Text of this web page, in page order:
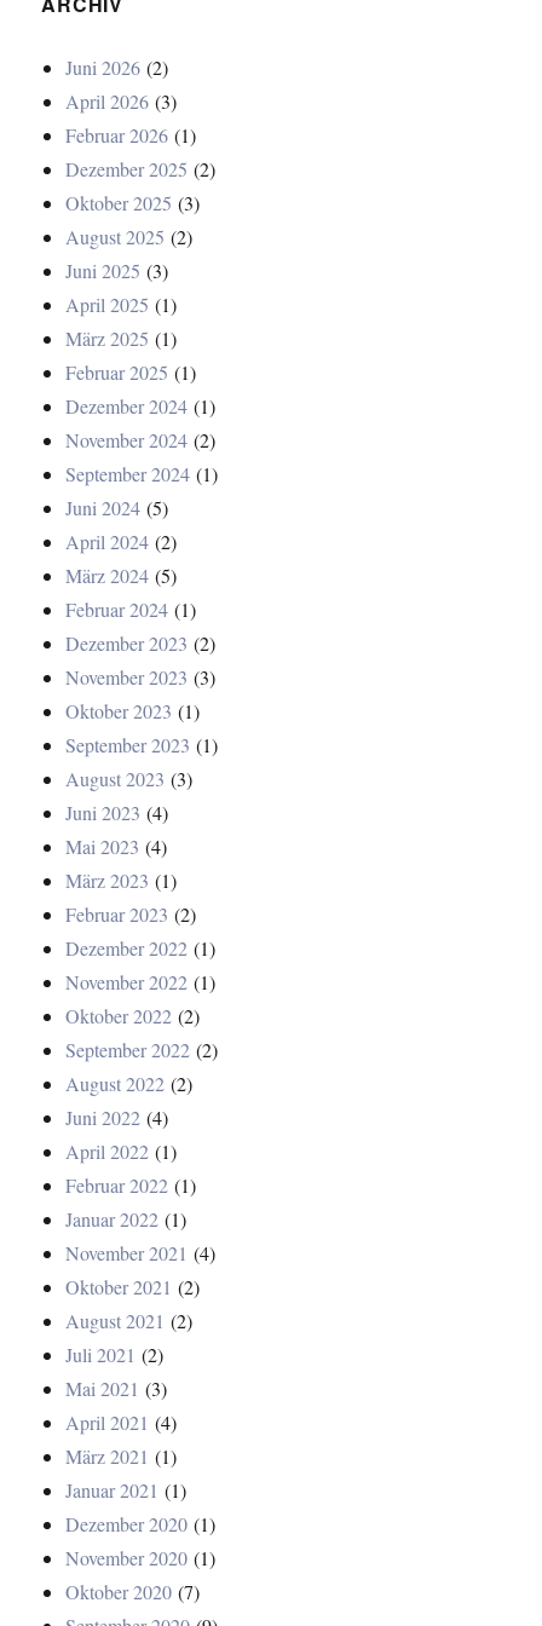
Juni 2026 (2)
April 2026 (3)
Februar 2026 (1)
Dezember 2025 (2)
Oktober 2025 (3)
August 2025 (2)
Juni 2025 (3)
April 2025 (1)
März 2025 (1)
Februar 2025 (1)
Dezember 2024 (1)
November 2024 (2)
September 2024 (1)
Juni 2024 (5)
April 2024 (2)
März 2024 (5)
Februar 2024 (1)
Dezember 2023 (2)
November 2023 (3)
Oktober 2023 (1)
September 2023 (1)
August 2023 (3)
Juni 2023 (4)
Mai 2023 (4)
März 2023 (1)
Februar 2023 (2)
Dezember 2022 (1)
November 2022 (1)
Oktober 2022 (2)
September 2022 (2)
August 2022 (2)
Juni 2022 (4)
April 2022 (1)
Februar 2022 (1)
Januar 2022 (1)
November 2021 (4)
Oktober 2021 (2)
August 2021 (2)
Juli 2021 (2)
Mai 2021 (3)
April 2021 (4)
März 2021 (1)
Januar 2021 (1)
Dezember 2020 (1)
November 2020 (1)
Oktober 2020 (7)